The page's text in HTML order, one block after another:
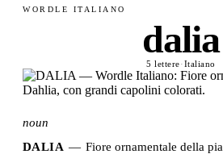
WORDLE ITALIANO
dalia
5 lettere·Italiano
noun
DALIA — Fiore ornamentale della